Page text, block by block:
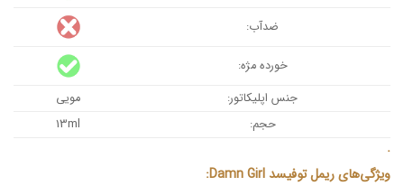
ضدآب:
خورده مژه:
جنس اپلیکاتور:
مویی
حجم:
13ml
.
ویژگی‌های ریمل توفیسد Damn Girl: